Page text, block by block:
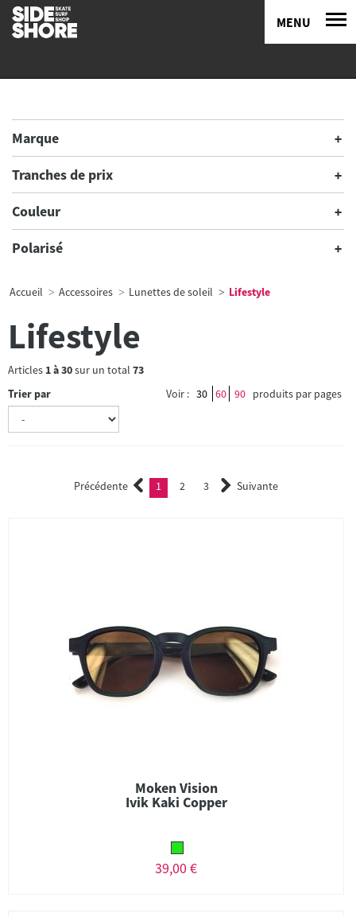
MENU
Marque
Tranches de prix
Couleur
Polarisé
Accueil Accessoires Lunettes de soleil Lifestyle
Lifestyle
Articles 1à30sur un total 73
Trier par
Voir : 30 60 90 produits par pages
Précédente 1 (current)
2 3 Suivante
Moken Vision
Ivik Kaki Copper
39,00 €